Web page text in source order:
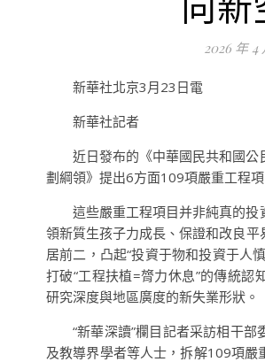
2026 年 4
新華社北京3月23日電
新華社記者
近日發布的《中華國民共和國
劃綱領》提出6方面109項嚴重工程項
這些嚴重工程項目并非純真的
領新質生孩子力成長、保證和改良
居前二，凸起“投資于物和投資于人
打破“工程扶植=膂力休息”的傳統認
研究深度與地區廣度的新失業形狀。
“新華深讀”欄目記者采訪相干
及教導界學者等人士，拆解109項